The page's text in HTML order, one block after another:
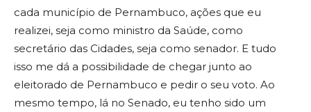
cada município de Pernambuco, ações que eu
realizei, seja como ministro da Saúde, como
secretário das Cidades, seja como senador. E tudo
isso me dá a possibilidade de chegar junto ao
eleitorado de Pernambuco e pedir o seu voto. Ao
mesmo tempo, lá no Senado, eu tenho sido um